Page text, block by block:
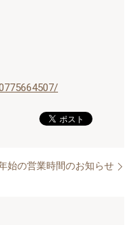
始の営業時間のお知らせ